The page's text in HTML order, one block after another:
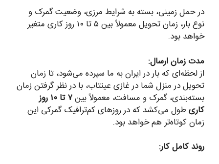
در حمل زمینی، بسته به شرایط مرزی، وضعیت گمرک و
نوع بار، زمان تحویل معمولاً بین ۵ تا ۱۰ روز کاری متغیر
خواهد بود.
مدت زمان ارسال:
از لحظه‌ای که بار در ایران به ما سپرده می‌شود، تا زمان
تحویل در منزل شما در غازی عینتاب، با در نظر گرفتن زمان
بسته‌بندی، گمرک و مسافت، معمولاً بین
۷ تا ۱۰ روز
کاری طول می‌کشد که در روزهای کم‌ترافیک گمرکی این
زمان کوتاه‌تر هم خواهد بود.
روند کامل کار: